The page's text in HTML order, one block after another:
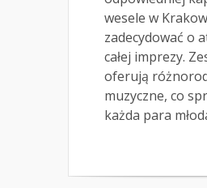
wesele w
zadecydować o
całej imprezy.
oferują
muzyczne, co
każda para